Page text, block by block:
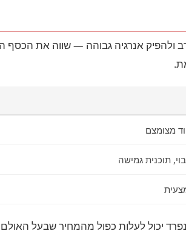
מצומצם
תוכנית גמישה
יכול לעלות כפול מהמחיר שבעל